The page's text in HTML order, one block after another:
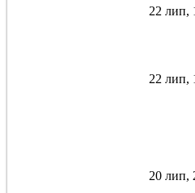
22 лип,
22 лип,
20 лип,